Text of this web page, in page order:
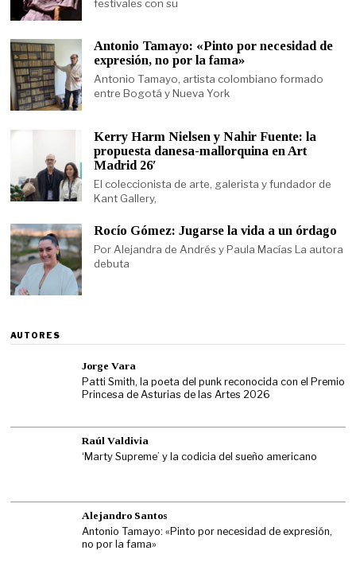
festivales con su
Antonio Tamayo: «Pinto por necesidad de
expresión, no por la fama»
Antonio Tamayo, artista colombiano formado
entre Bogotá y Nueva York
Kerry Harm Nielsen y Nahir Fuente: la
propuesta danesa-mallorquina en Art
Madrid 26′
El coleccionista de arte, galerista y fundador de
Kant Gallery,
Rocío Gómez: Jugarse la vida a un órdago
Por Alejandra de Andrés y Paula Macías La autora
debuta
AUTORES
Jorge Vara
Patti Smith, la poeta del punk reconocida con el Premio
Princesa de Asturias de las Artes 2026
Raúl Valdivia
‘Marty Supreme’ y la codicia del sueño americano
Alejandro Santos
Antonio Tamayo: «Pinto por necesidad de expresión,
no por la fama»